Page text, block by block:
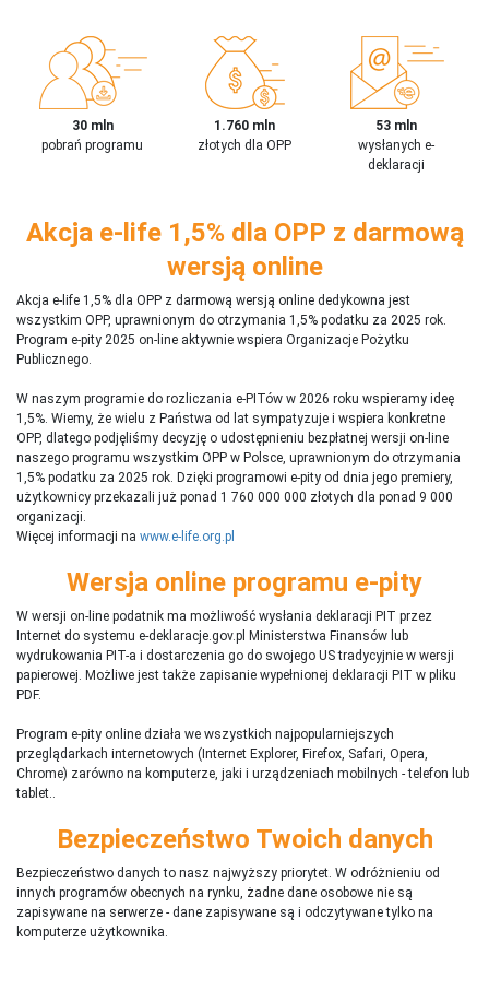
30 mln
pobrań programu
1.760 mln
złotych dla OPP
53 mln
wysłanych e-
deklaracji
Akcja e-life 1,5% dla OPP z darmową
wersją online
Akcja e-life 1,5% dla OPP z darmową wersją online dedykowna jest
wszystkim OPP, uprawnionym do otrzymania 1,5% podatku za 2025 rok.
Program e-pity 2025 on-line aktywnie wspiera Organizacje Pożytku
Publicznego.
W naszym programie do rozliczania e-PITów w 2026 roku wspieramy ideę
1,5%. Wiemy, że wielu z Państwa od lat sympatyzuje i wspiera konkretne
OPP, dlatego podjęliśmy decyzję o udostępnieniu bezpłatnej wersji on-line
naszego programu wszystkim OPP w Polsce, uprawnionym do otrzymania
1,5% podatku za 2025 rok. Dzięki programowi e-pity od dnia jego premiery,
użytkownicy przekazali już ponad 1 760 000 000 złotych dla ponad 9 000
organizacji.
Więcej informacji na www.e-life.org.pl
Wersja online programu e-pity
W wersji on-line podatnik ma możliwość wysłania deklaracji PIT przez
Internet do systemu e-deklaracje.gov.pl Ministerstwa Finansów lub
wydrukowania PIT-a i dostarczenia go do swojego US tradycyjnie w wersji
papierowej. Możliwe jest także zapisanie wypełnionej deklaracji PIT w pliku
PDF.
Program e-pity online działa we wszystkich najpopularniejszych
przeglądarkach internetowych (Internet Explorer, Firefox, Safari, Opera,
Chrome) zarówno na komputerze, jaki i urządzeniach mobilnych - telefon lub
tablet..
Bezpieczeństwo Twoich danych
Bezpieczeństwo danych to nasz najwyższy priorytet. W odróżnieniu od
innych programów obecnych na rynku, żadne dane osobowe nie są
zapisywane na serwerze - dane zapisywane są i odczytywane tylko na
komputerze użytkownika.